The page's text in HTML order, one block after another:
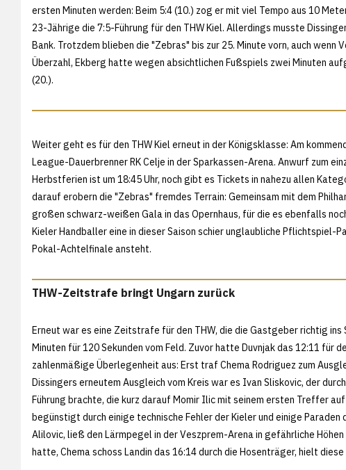
ersten Minuten werden: Beim 5:4 (10.) zog er mit viel Tempo aus 10
23-Jährige die 7:5-Führung für den THW Kiel. Allerdings musste
Bank. Trotzdem blieben die "Zebras" bis zur 25. Minute vorn, auch
Überzahl, Ekberg hatte wegen absichtlichen Fußspiels zwei Minuten
(20.).
Weiter geht es für den THW Kiel erneut in der Königsklasse: Am
League-Dauerbrenner RK Celje in der Sparkassen-Arena. Anwurf zum
Herbstferien ist um 18:45 Uhr, noch gibt es Tickets in nahezu allen
darauf erobern die "Zebras" fremdes Terrain: Gemeinsam mit dem
großen schwarz-weißen Gala in das Opernhaus, für die es ebenfalls
Kieler Handballer eine in dieser Saison schier unglaubliche Pflichtspiel-
Pokal-Achtelfinale ansteht.
THW-Zeitstrafe bringt Ungarn zurück
Erneut war es eine Zeitstrafe für den THW, die die Gastgeber richtig ins
Minuten für 120 Sekunden vom Feld. Zuvor hatte Duvnjak das 12:11 für
zahlenmäßige Überlegenheit aus: Erst traf Chema Rodriguez zum
Dissingers erneutem Ausgleich vom Kreis war es Ivan Sliskovic, der
Führung brachte, die kurz darauf Momir Ilic mit seinem ersten Treffer
begünstigt durch einige technische Fehler der Kieler und einige Paraden
Alilovic, ließ den Lärmpegel in der Veszprem-Arena in gefährliche
hatte, Chema schoss Landin das 16:14 durch die Hosenträger, hielt